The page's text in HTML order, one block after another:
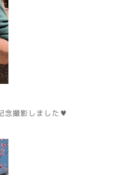
念撮影しました♥